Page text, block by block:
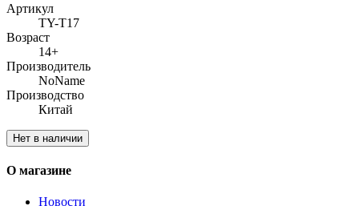
Артикул
TY-T17
Возраст
14+
Производитель
NoName
Производство
Китай
Нет в наличии
О магазине
Новости